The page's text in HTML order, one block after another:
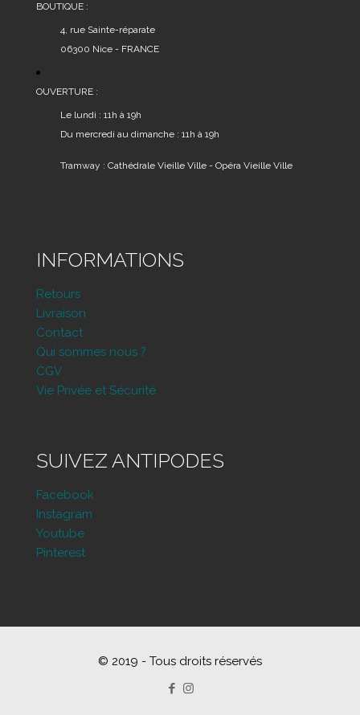
BOUTIQUE :
4, rue Sainte-réparate
06300 Nice - FRANCE
OUVERTURE :
Le lundi : 11h à 19h
Du mercredi au dimanche : 11h à 19h
Tramway : Cathédrale Vieille Ville - Opéra Vieille Ville
INFORMATIONS
Retours
Livraison
Contact
Qui sommes nous ?
CGV
Vie Privée et Sécurité
SUIVEZ ANTIPODES
Facebook
Instagram
Youtube
Pinterest
© 2019 - Tous droits réservés